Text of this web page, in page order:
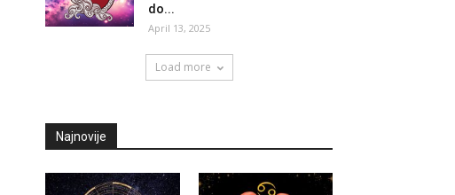
do...
April 13, 2025
Load more
Najnovije